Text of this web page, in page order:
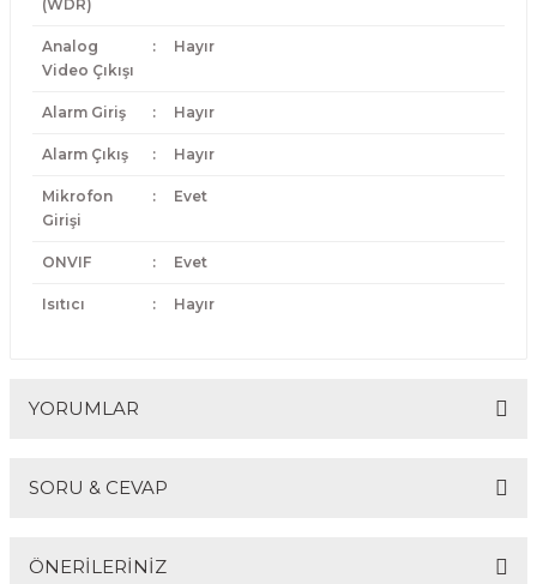
(WDR)
Analog
Video Çıkışı
: Hayır
Alarm Giriş : Hayır
Alarm Çıkış : Hayır
Mikrofon
Girişi
: Evet
ONVIF : Evet
Isıtıcı : Hayır
YORUMLAR
SORU & CEVAP
ÖNERİLERİNİZ